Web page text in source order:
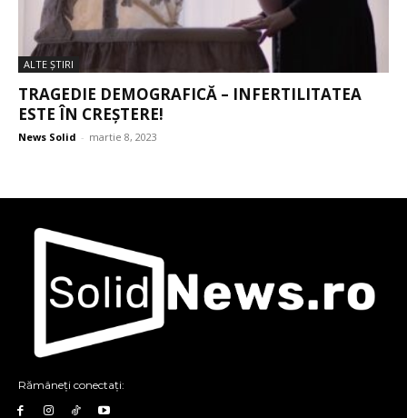
ALTE ŞTIRI
TRAGEDIE DEMOGRAFICĂ – INFERTILITATEA
ESTE ÎN CREȘTERE!
News Solid - martie 8, 2023
Rămâneți conectați: